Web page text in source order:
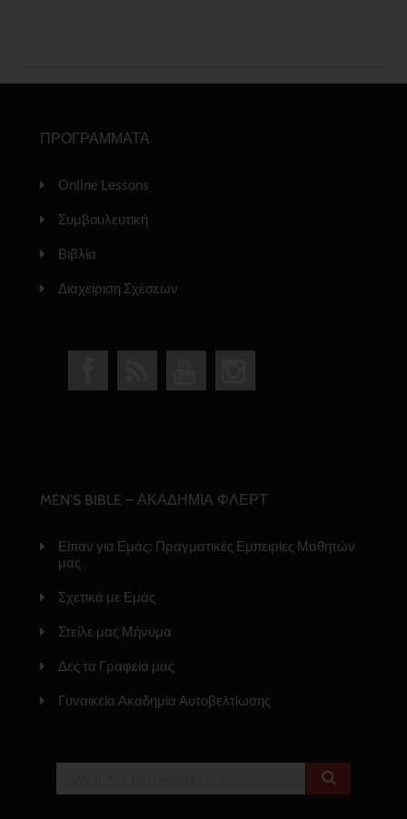
ΠΡΟΓΡΑΜΜΑΤΑ
Online Lessons
Συμβουλευτική
Βιβλία
Διαχείριση Σχέσεων
MEN’S BIBLE – ΑΚΑΔΗΜΙΑ ΦΛΕΡΤ
Είπαν για Εμάς: Πραγματικές Εμπειρίες Μαθητών
μας
Σχετικά με Εμάς
Στείλε μας Μήνυμα
Δες τα Γραφεία μας
Γυναικεία Ακαδημία Αυτοβελτίωσης